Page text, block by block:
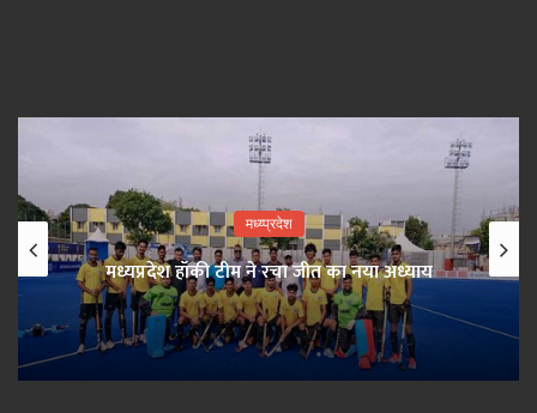
मध्य्प्रदेश
मध्यप्रदेश हॉकी टीम ने रचा जीत का नया अध्याय